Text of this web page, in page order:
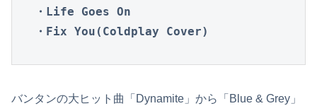
・Life Goes On
・Fix You(Coldplay Cover)
バンタンの大ヒット曲「Dynamite」から「Blue & Grey」